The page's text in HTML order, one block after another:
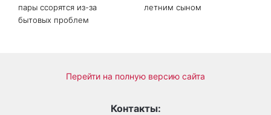
пары ссорятся из-за
бытовых проблем
летним сыном
Перейти на полную версию сайта
Контакты: